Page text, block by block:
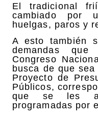
El tradicional
cambiado por
huelgas, paros y
A esto también
demandas
Congreso
busca de que
Proyecto de
Públicos,
que se les
programadas por